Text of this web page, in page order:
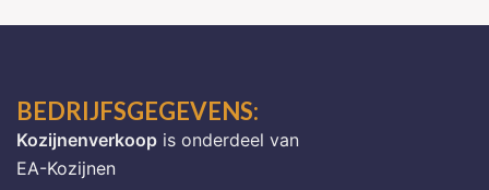
BEDRIJFSGEGEVENS:
Kozijnenverkoop is onderdeel van
EA-Kozijnen